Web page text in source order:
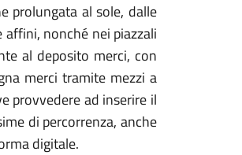
prolungata al sole, dalle
nonché nei piazzali
al deposito merci, con
merci tramite mezzi a
provvedere ad inserire il
di percorrenza, anche
digitale.